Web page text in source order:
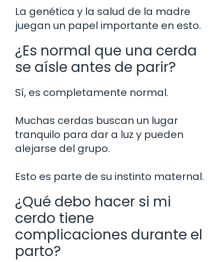
La genética y la salud de la madre
juegan un papel importante en esto.
¿Es normal que una cerda
se aísle antes de parir?
Sí, es completamente normal.
Muchas cerdas buscan un lugar
tranquilo para dar a luz y pueden
alejarse del grupo.
Esto es parte de su instinto maternal.
¿Qué debo hacer si mi
cerdo tiene
complicaciones durante el
parto?